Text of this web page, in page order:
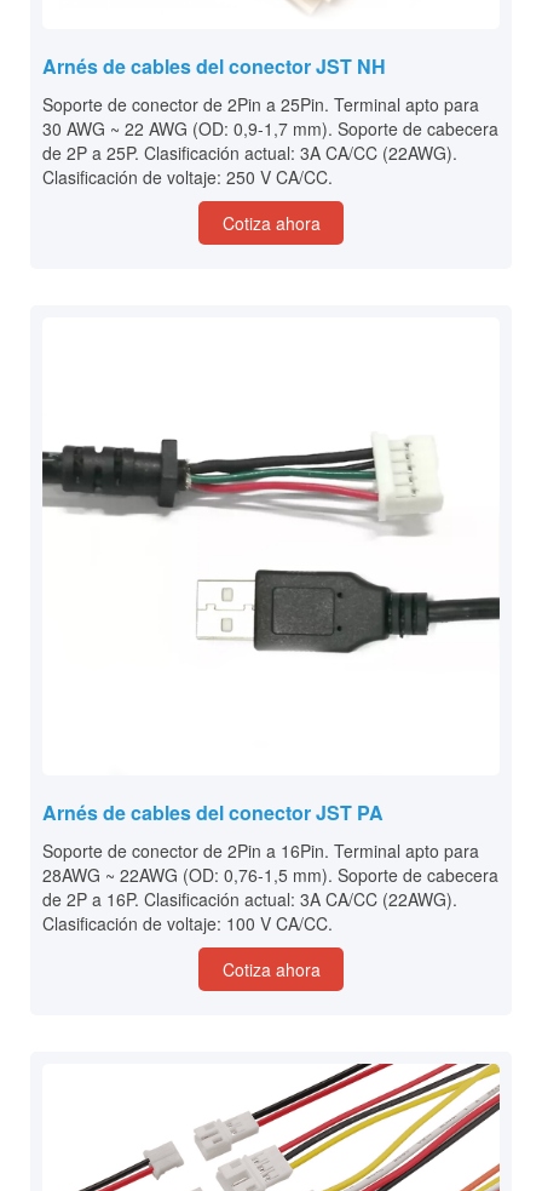
Arnés de cables del conector JST NH
Soporte de conector de 2Pin a 25Pin. Terminal apto para
30 AWG ~ 22 AWG (OD: 0,9-1,7 mm). Soporte de cabecera
de 2P a 25P. Clasificación actual: 3A CA/CC (22AWG).
Clasificación de voltaje: 250 V CA/CC.
Cotiza ahora
Arnés de cables del conector JST PA
Soporte de conector de 2Pin a 16Pin. Terminal apto para
28AWG ~ 22AWG (OD: 0,76-1,5 mm). Soporte de cabecera
de 2P a 16P. Clasificación actual: 3A CA/CC (22AWG).
Clasificación de voltaje: 100 V CA/CC.
Cotiza ahora